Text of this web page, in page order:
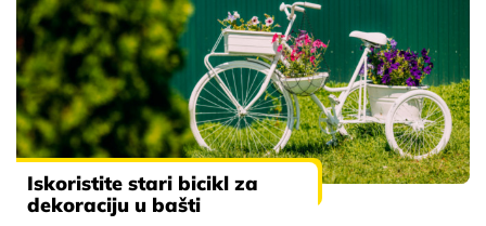
Iskoristite stari bicikl za
dekoraciju u bašti